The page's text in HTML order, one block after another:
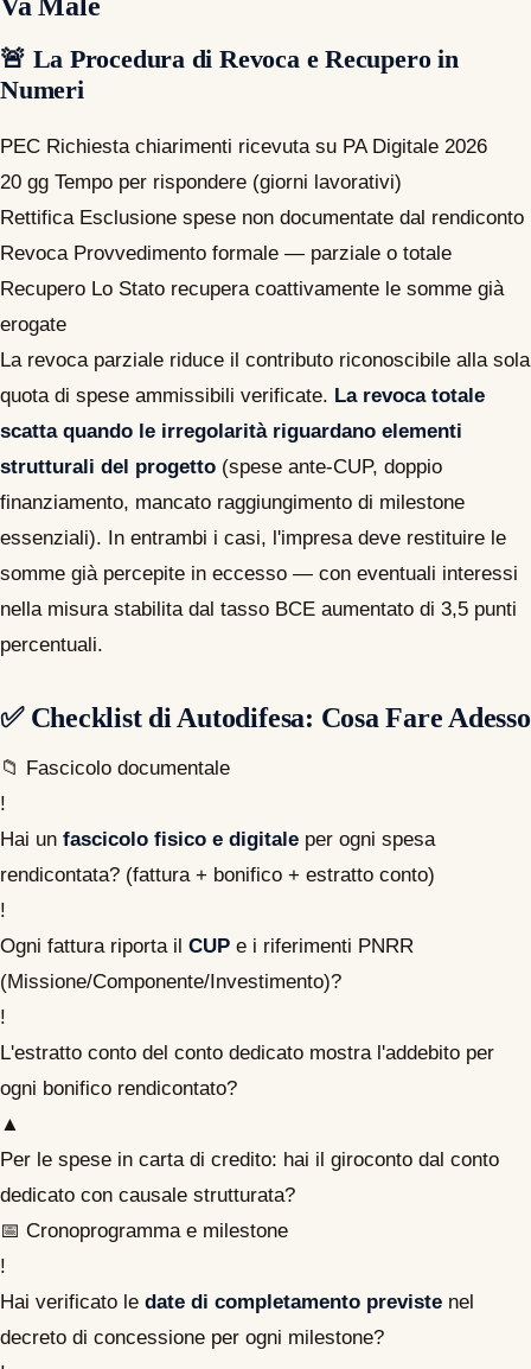
🚨 La Procedura di Revoca e Recupero in
Numeri
PEC Richiesta chiarimenti ricevuta su PA Digitale 2026
20 gg Tempo per rispondere (giorni lavorativi)
Rettifica Esclusione spese non documentate dal rendiconto
Revoca Provvedimento formale — parziale o totale
Recupero Lo Stato recupera coattivamente le somme già
erogate
La revoca parziale riduce il contributo riconoscibile alla sola
quota di spese ammissibili verificate. La revoca totale
scatta quando le irregolarità riguardano elementi
strutturali del progetto (spese ante-CUP, doppio
finanziamento, mancato raggiungimento di milestone
essenziali). In entrambi i casi, l'impresa deve restituire le
somme già percepite in eccesso — con eventuali interessi
nella misura stabilita dal tasso BCE aumentato di 3,5 punti
percentuali.
✅Checklist di Autodifesa: Cosa Fare Adesso
📁 Fascicolo documentale
!
Hai un fascicolo fisico e digitale per ogni spesa
rendicontata? (fattura + bonifico + estratto conto)
!
Ogni fattura riporta il CUP e i riferimenti PNRR
(Missione/Componente/Investimento)?
!
L'estratto conto del conto dedicato mostra l'addebito per
ogni bonifico rendicontato?
▲
Per le spese in carta di credito: hai il giroconto dal conto
dedicato con causale strutturata?
📅 Cronoprogramma e milestone
!
Hai verificato le date di completamento previste nel
decreto di concessione per ogni milestone?